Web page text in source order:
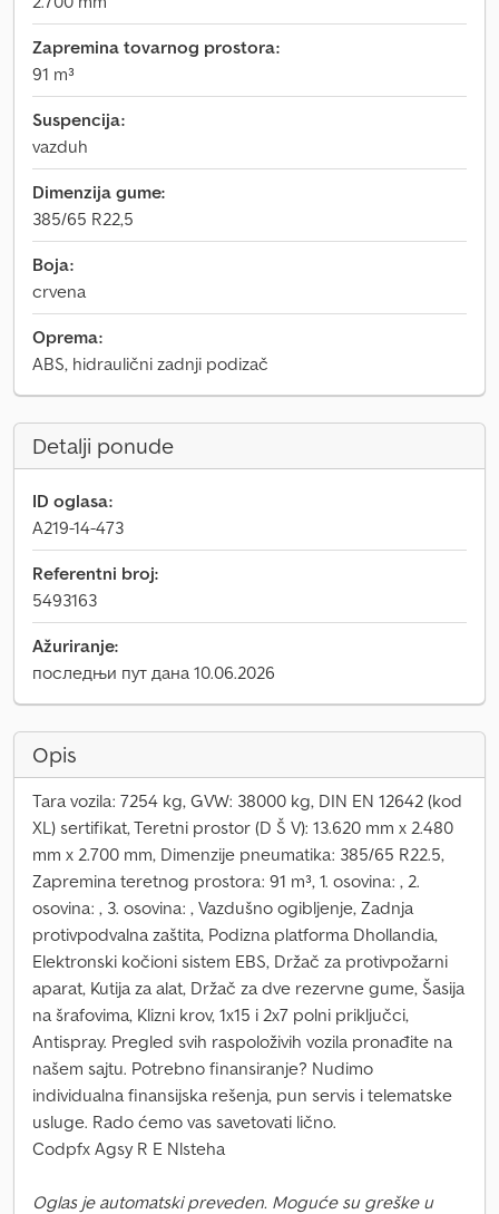
Zapremina tovarnog prostora:
91 m³
Suspencija:
vazduh
Dimenzija gume:
385/65 R22,5
Boja:
crvena
Oprema:
ABS, hidraulični zadnji podizač
Detalji ponude
ID oglasa:
A219-14-473
Referentni broj:
5493163
Ažuriranje:
последњи пут дана 10.06.2026
Opis
Tara vozila: 7254 kg, GVW: 38000 kg, DIN EN 12642 (kod
XL) sertifikat, Teretni prostor (D Š V): 13.620 mm x 2.480
mm x 2.700 mm, Dimenzije pneumatika: 385/65 R22.5,
Zapremina teretnog prostora: 91 m³, 1. osovina: , 2.
osovina: , 3. osovina: , Vazdušno ogibljenje, Zadnja
protivpodvalna zaštita, Podizna platforma Dhollandia,
Elektronski kočioni sistem EBS, Držač za protivpožarni
aparat, Kutija za alat, Držač za dve rezervne gume, Šasija
na šrafovima, Klizni krov, 1x15 i 2x7 polni priključci,
Antispray. Pregled svih raspoloživih vozila pronađite na
našem sajtu. Potrebno finansiranje? Nudimo
individualna finansijska rešenja, pun servis i telematske
usluge. Rado ćemo vas savetovati lično.
Codpfx Agsy R E Nlsteha
Oglas je automatski preveden. Moguće su greške u